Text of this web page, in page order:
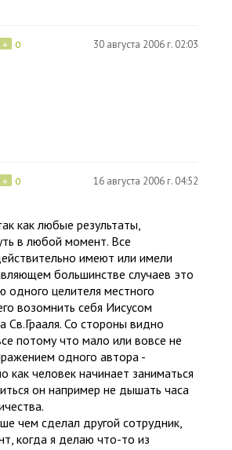
+ 0 30 августа 2006 г. 02:03
+ 0 16 августа 2006 г. 04:52
как любые результаты,
в любой момент. Все
имеют или имели
большинстве случаев это
одного целителя местного
возомнить себя Иисусом
Св.Грааля. Со стороны видно
потому что мало или вовсе не
одного автора -
как человек начинает заниматься
он например не дышать часа
чем сделал другой сотрудник,
когда я делаю что-то из